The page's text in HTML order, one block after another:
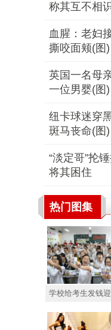
称其互不相
血腥：老妇
撕咬面颊(图)
英国一名母
一位男婴(图)
纽卡球迷穿
斑马丧命(图)
“淡定哥”抡
将其困住
热门图集
学校给考生发钱